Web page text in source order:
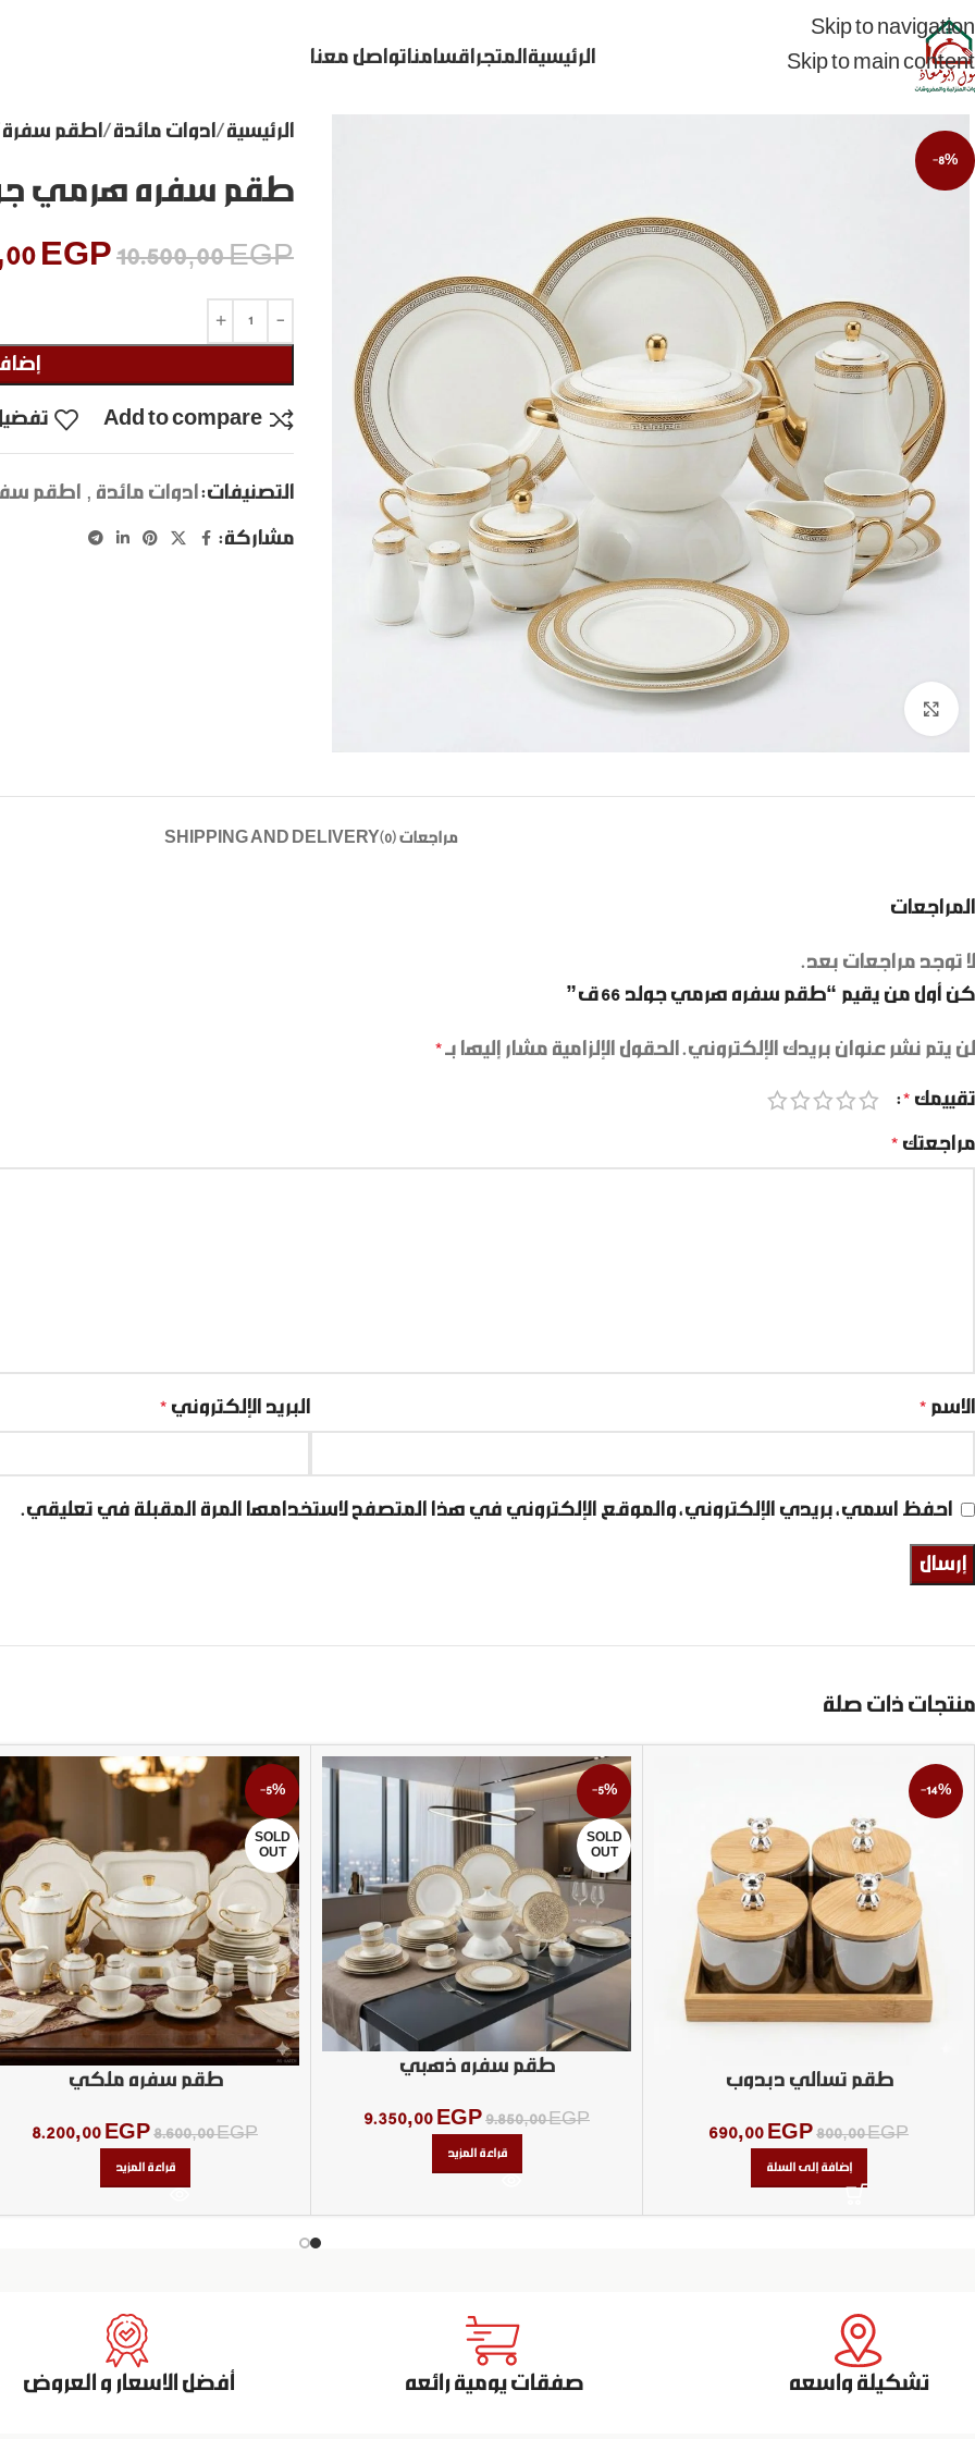
Skip to navigation
Skip to main content
الرئيسية المتجر اقسامنا تواصل معنا
-8%
الرئيسية ادوات مائدة اطقم سفرة
طقم سفره هرمي جولد
10.500,00EGP
EGP
Add to compare
التصنيفات: ادوات مائدة , اطقم
مشاركة:
مراجعات (0) SHIPPING AND DELIVERY
المراجعات
لا توجد مراجعات بعد.
كن أول من يقيم “طقم سفره هرمي جولد 66 ق”
لن يتم نشر عنوان بريدك الإلكتروني. الحقول الإلزامية مشار إليها بـ *
تقييمك *
مراجعتك *
الاسم * البريد الإلكتروني *
احفظ اسمي، بريدي الإلكتروني، والموقع الإلكتروني في هذا المتصفح لاستخدامها المرة المقبلة في تعليقي.
منتجات ذات صلة
-14%
طقم تسالي دبدوب
800,00EGP
690,00 EGP
إضافة إلى السلة
-5%
SOLD
OUT
طقم سفره ذهبي
9.850,00EGP
9.350,00 EGP
قراءة المزيد
-5%
SOLD
OUT
طقم سفره ملكي
8.600,00EGP
8.200,00 EGP
قراءة المزيد
تشكيلة واسعه صفقات يومية رائعه أفضل الاسعار و العروض